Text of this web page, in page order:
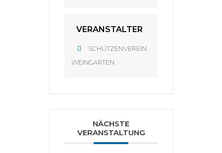
VERANSTALTER
SCHÜTZENVEREIN
WEINGARTEN
NÄCHSTE
VERANSTALTUNG